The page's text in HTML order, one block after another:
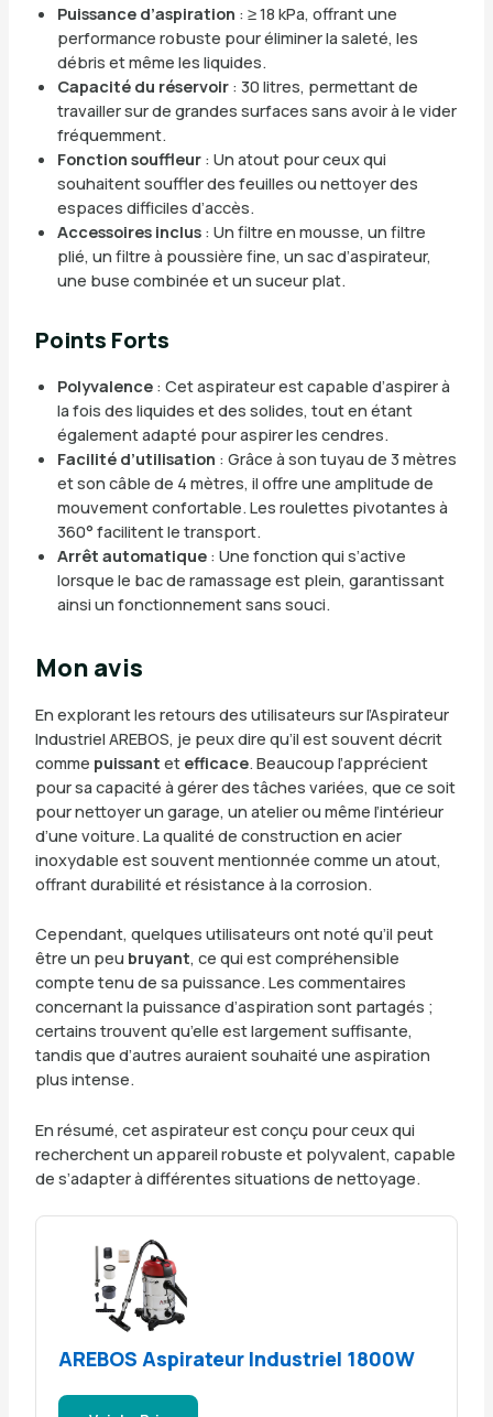
Puissance d’aspiration : ≥ 18 kPa, offrant une
performance robuste pour éliminer la saleté, les
débris et même les liquides.
Capacité du réservoir: 30 litres, permettant de
travailler sur de grandes surfaces sans avoir à le vider
fréquemment.
Fonction souffleur: Un atout pour ceux qui
souhaitent souffler des feuilles ou nettoyer des
espaces difficiles d’accès.
Accessoires inclus: Un filtre en mousse, un filtre
plié, un filtre à poussière fine, un sac d’aspirateur,
une buse combinée et un suceur plat.
Points Forts
Polyvalence: Cet aspirateur est capable d’aspirer à
la fois des liquides et des solides, tout en étant
également adapté pour aspirer les cendres.
Facilité d’utilisation : Grâce à son tuyau de 3 mètres
et son câble de 4 mètres, il offre une amplitude de
mouvement confortable. Les roulettes pivotantes à
360° facilitent le transport.
Arrêt automatique: Une fonction qui s’active
lorsque le bac de ramassage est plein, garantissant
ainsi un fonctionnement sans souci.
Mon avis
En explorant les retours des utilisateurs sur l’Aspirateur
Industriel AREBOS, je peux dire qu’il est souvent décrit
comme puissant et efficace. Beaucoup l’apprécient
pour sa capacité à gérer des tâches variées, que ce soit
pour nettoyer un garage, un atelier ou même l’intérieur
d’une voiture. La qualité de construction en acier
inoxydable est souvent mentionnée comme un atout,
offrant durabilité et résistance à la corrosion.
Cependant, quelques utilisateurs ont noté qu’il peut
être un peu bruyant, ce qui est compréhensible
compte tenu de sa puissance. Les commentaires
concernant la puissance d’aspiration sont partagés ;
certains trouvent qu’elle est largement suffisante,
tandis que d’autres auraient souhaité une aspiration
plus intense.
En résumé, cet aspirateur est conçu pour ceux qui
recherchent un appareil robuste et polyvalent, capable
de s’adapter à différentes situations de nettoyage.
AREBOS Aspirateur Industriel 1800W